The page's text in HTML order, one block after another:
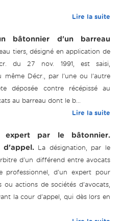
Lire la suite
bâtonnier d'un barreau
tiers, désigné en application de
du 27 nov. 1991, est saisi,
même Décr., par l'une ou l'autre
déposée contre récépissé au
au barreau dont le b...
Lire la suite
expert par le bâtonnier.
d'appel. La désignation, par le
d'un différend entre avocats
professionnel, d'un expert pour
ou actions de sociétés d'avocats,
la cour d'appel, qui dès lors en